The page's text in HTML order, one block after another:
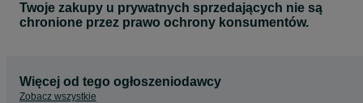
Twoje zakupy u prywatnych sprzedających nie są
chronione przez prawo ochrony konsumentów.
Więcej od tego ogłoszeniodawcy
Zobacz wszystkie